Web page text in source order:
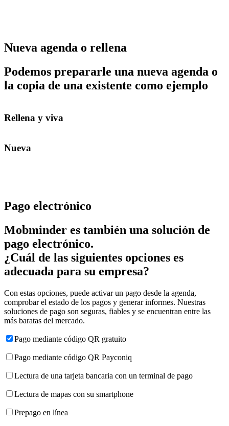
Nueva agenda o rellena
Podemos prepararle una nueva agenda o
la copia de una existente como ejemplo
Rellena y viva
Nueva
Pago electrónico
Mobminder es también una solución de
pago electrónico.
¿Cuál de las siguientes opciones es
adecuada para su empresa?
Con estas opciones, puede activar un pago desde la agenda,
comprobar el estado de los pagos y generar informes. Nuestras
soluciones de pago son seguras, fiables y se encuentran entre las
más baratas del mercado.
Pago mediante código QR gratuito
Pago mediante código QR Payconiq
Lectura de una tarjeta bancaria con un terminal de pago
Lectura de mapas con su smartphone
Prepago en línea